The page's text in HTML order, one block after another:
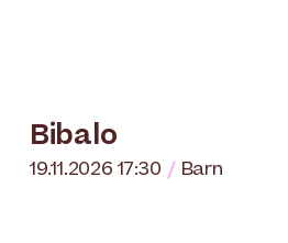
Bibalo
19.11.2026 17:30 Barn